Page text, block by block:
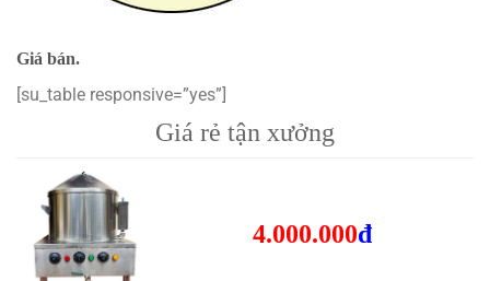
Giá bán.
[su_table responsive=”yes”]
Giá rẻ tận xưởng
4.000.000đ